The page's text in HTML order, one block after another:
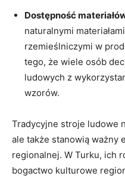
Dostępność
naturalnymi
rzemieślniczymi w
tego, że wiele osób
ludowych z
wzorów.
Tradycyjne stroje ludowe
ale także stanowią ważny
regionalnej. W Turku, ich
bogactwo kulturowe